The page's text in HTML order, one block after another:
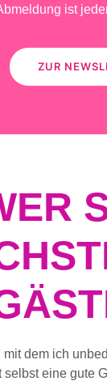
ist
ZUR
mit dem ich
selbst eine gute